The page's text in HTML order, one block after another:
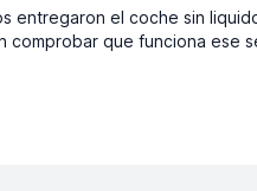
entregaron el coche sin
comprobar que funciona ese